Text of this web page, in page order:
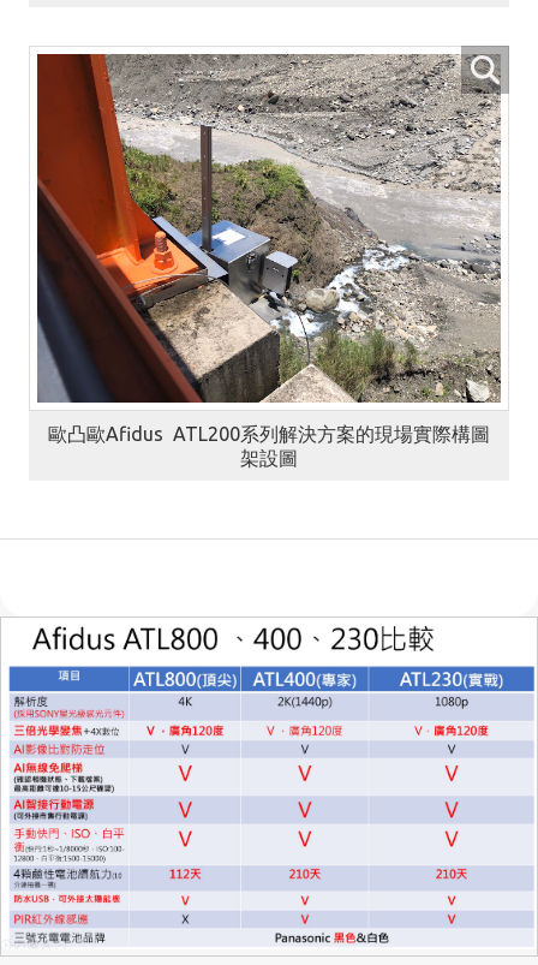
歐凸歐Afidus ATL200系列解決方案的現場實際構圖
架設圖